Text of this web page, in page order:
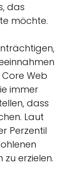
das
möchte.
Web
immer
dass
Laut
Perzentil
zu erzielen.